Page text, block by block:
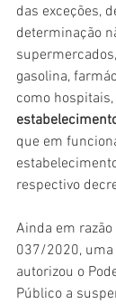
das exceções,
determinação
gasolina,
como
que em
respectivo
Ainda em razão
037/2020,
autorizou o
Público a